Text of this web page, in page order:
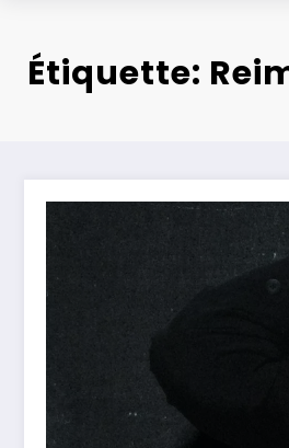
Étiquette: